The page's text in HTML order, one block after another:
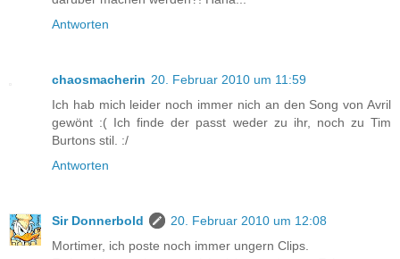
Antworten
chaosmacherin 20. Februar 2010 um 11:59
Ich hab mich leider noch immer nich an den Song von Avril
gewönt :( Ich finde der passt weder zu ihr, noch zu Tim
Burtons stil. :/
Antworten
Sir Donnerbold
20. Februar 2010 um 12:08
Mortimer, ich poste noch immer ungern Clips.